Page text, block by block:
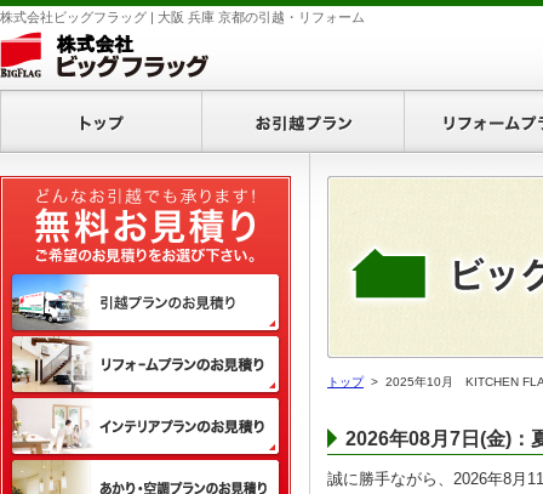
株式会社ビッグフラッグ | 大阪 兵庫 京都の引越・リフォーム
トップ> 2025年10月 KITCHEN
2026年08月7日(金)：
誠に勝手ながら、2026年8月
無料お見積り
引越プランのお見積り
あかり・空調プランのお見積